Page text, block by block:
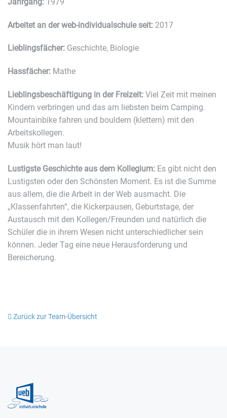
Arbeitet an der web-individualschule seit: 2017
Lieblingsfächer: Geschichte, Biologie
Hassfächer: Mathe
Lieblingsbeschäftigung in der Freizeit: Viel Zeit mit meinen
Kindern verbringen und das am liebsten beim Camping.
Mountainbike fahren und bouldern (klettern) mit den
Arbeitskollegen.
Musik hört man laut!
Lustigste Geschichte aus dem Kollegium: Es gibt nicht den
Lustigsten oder den Schönsten Moment. Es ist die Summe
aus allem, die die Arbeit in der Web ausmacht. Die
„Klassenfahrten“, die Kickerpausen, Geburtstage, der
Austausch mit den Kollegen/Freunden und natürlich die
Schüler die in ihrem Wesen nicht unterschiedlicher sein
können. Jeder Tag eine neue Herausforderung und
Bereicherung.
Zurück zur Team-Übersicht